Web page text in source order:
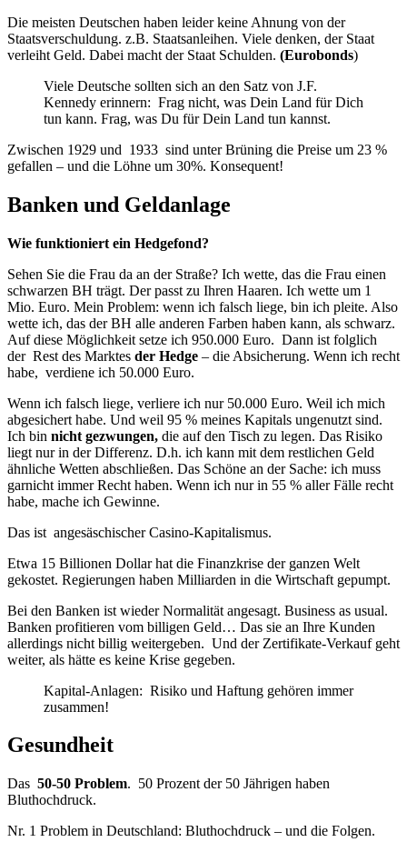
Die meisten Deutschen haben leider keine Ahnung von der
Staatsverschuldung. z.B. Staatsanleihen. Viele denken, der Staat
verleiht Geld. Dabei macht der Staat Schulden. (Eurobonds)
Viele Deutsche sollten sich an den Satz von J.F.
Kennedy erinnern: Frag nicht, was Dein Land für Dich
tun kann. Frag, was Du für Dein Land tun kannst.
Zwischen 1929 und 1933 sind unter Brüning die Preise um 23 %
gefallen – und die Löhne um 30%. Konsequent!
Banken und Geldanlage
Wie funktioniert ein Hedgefond?
Sehen Sie die Frau da an der Straße? Ich wette, das die Frau einen
schwarzen BH trägt. Der passt zu Ihren Haaren. Ich wette um 1
Mio. Euro. Mein Problem: wenn ich falsch liege, bin ich pleite. Also
wette ich, das der BH alle anderen Farben haben kann, als schwarz.
Auf diese Möglichkeit setze ich 950.000 Euro. Dann ist folglich
der Rest des Marktes der Hedge – die Absicherung. Wenn ich recht
habe, verdiene ich 50.000 Euro.
Wenn ich falsch liege, verliere ich nur 50.000 Euro. Weil ich mich
abgesichert habe. Und weil 95 % meines Kapitals ungenutzt sind.
Ich bin nicht gezwungen, die auf den Tisch zu legen. Das Risiko
liegt nur in der Differenz. D.h. ich kann mit dem restlichen Geld
ähnliche Wetten abschließen. Das Schöne an der Sache: ich muss
garnicht immer Recht haben. Wenn ich nur in 55 % aller Fälle recht
habe, mache ich Gewinne.
Das ist angesäschischer Casino-Kapitalismus.
Etwa 15 Billionen Dollar hat die Finanzkrise der ganzen Welt
gekostet. Regierungen haben Milliarden in die Wirtschaft gepumpt.
Bei den Banken ist wieder Normalität angesagt. Business as usual.
Banken profitieren vom billigen Geld… Das sie an Ihre Kunden
allerdings nicht billig weitergeben. Und der Zertifikate-Verkauf geht
weiter, als hätte es keine Krise gegeben.
Kapital-Anlagen: Risiko und Haftung gehören immer
zusammen!
Gesundheit
Das 50-50 Problem. 50 Prozent der 50 Jährigen haben
Bluthochdruck.
Nr. 1 Problem in Deutschland: Bluthochdruck – und die Folgen.